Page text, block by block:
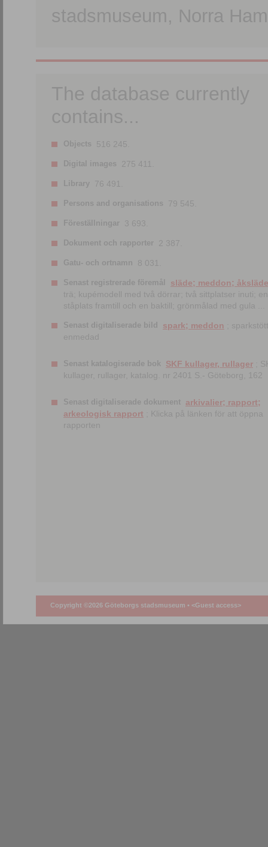
stadsmuseum, Norra
The database currently
contains...
Objects 516 245.
Digital images 275 411.
Library 76 491.
Persons and organisations 79 545.
Föreställningar 3 693.
Dokument och rapporter 2 387.
Gatu- och ortnamn 8 031.
Senast registrerade föremål
släde; meddon; åksläde
trä; kupémodell med två dörrar; två sittplatser inuti; en
ståplats framtill och en baktill; grönmålad med gula ...
Senast digitaliserade bild spark; meddon ;
enmedad
Senast katalogiserade bok SKF kullager, rullager ;
kullager, rullager, katalog. nr 2401 S.- Göteborg, 162
Senast digitaliserade dokument arkivalier; rapport;
arkeologisk rapport ; Klicka på länken för att öppna
rapporten
Copyright ©2026 Göteborgs stadsmuseum • <Guest access>